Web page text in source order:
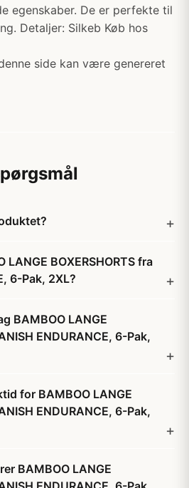
egenskaber. De er perfekte til
Detaljer: Silkeb Køb hos
side kan være genereret
BOXERSHORTS fra
6-Pak, 2XL?
BAMBOO LANGE
ENDURANCE, 6-Pak,
for BAMBOO LANGE
ENDURANCE, 6-Pak,
BAMBOO LANGE